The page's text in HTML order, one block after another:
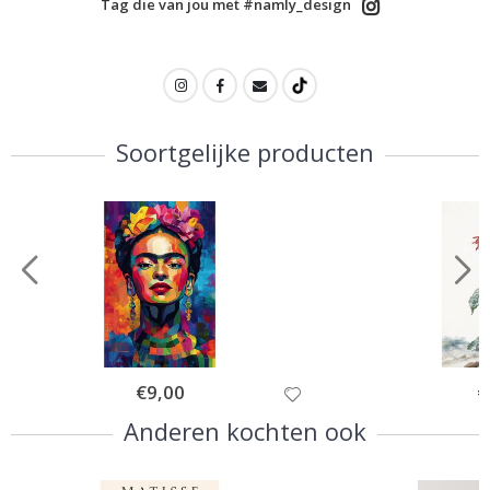
Tag die van jou met #namly_design
Soortgelijke producten
Special
Price
€9,00
Anderen kochten ook